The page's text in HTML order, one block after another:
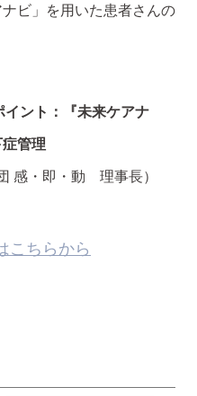
ビ」を用いた患者さんの
ント：『未来ケアナ
管理
感・即・動 理事長）
こちらから